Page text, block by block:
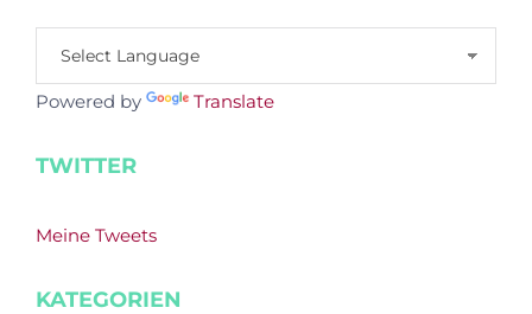
Powered by Translate
TWITTER
Meine Tweets
KATEGORIEN